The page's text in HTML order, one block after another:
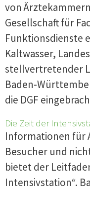
von
Gesellschaft für
Funktionsdienste
Kaltwasser,
stellvertretender
Baden-
die DGF
Die Zeit der
Informationen für
Besucher und
bietet der
Intensivstation“.